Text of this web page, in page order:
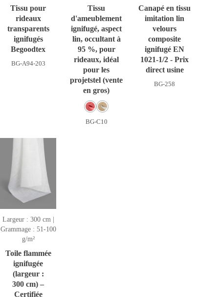
Tissu pour
rideaux
transparents
ignifugés
Begoodtex
BG-A94-203
Tissu
d'ameublement
ignifugé, aspect
lin, occultant à
95 %, pour
rideaux, idéal
pour les
projetstel (vente
en gros)
BG-C10
Canapé en tissu
imitation lin
velours
composite
ignifugé EN
1021-1/2 - Prix
direct usine
BG-258
Largeur : 300 cm |
Grammage : 51-100
g/m²
Toile flammée
ignifugée
(largeur :
300 cm) –
Certifiée